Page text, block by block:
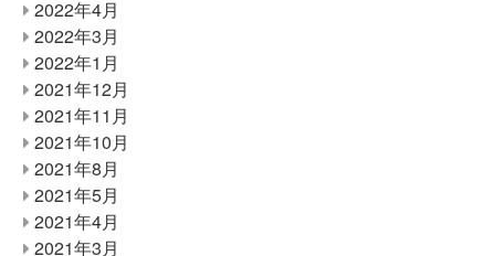
2022年4月
2022年3月
2022年1月
2021年12月
2021年11月
2021年10月
2021年8月
2021年5月
2021年4月
2021年3月